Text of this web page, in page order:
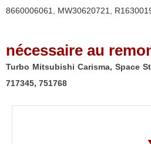
8660006061, MW30620721,
nécessaire au
Turbo Mitsubishi Carisma, Space
717345, 751768